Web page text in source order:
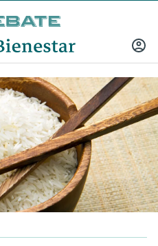
INICIAR